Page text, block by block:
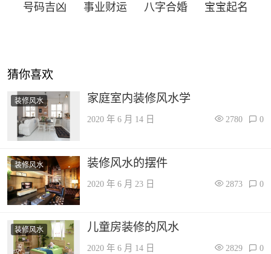
号码吉凶 事业财运 八字合婚 宝宝起名
猜你喜欢
装修风水 家庭室内装修风水学
2020 年 6 月 14 日 2780 0
装修风水 装修风水的摆件
2020 年 6 月 23 日 2873 0
装修风水 儿童房装修的风水
2020 年 6 月 14 日 2829 0